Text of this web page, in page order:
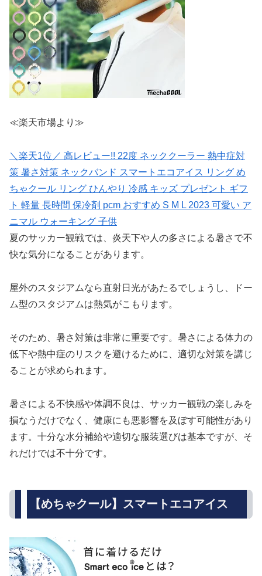
≪楽天市場より≫
＼楽天1位／ 高レビュー!! 22度 ネッククーラー 熱中症対
策 暑さ対策 ネックバンド スマートエコアイス リング め
ちゃクール リング ひんやり 冷感 キッズ プレゼント ギフ
ト 軽量 長時間 保冷剤 pcm おすすめ S M L 2023 可愛い ア
ニマル ウォーキング 子供
夏のサッカー観戦では、炎天下や人の多さによる暑さで不
快な気分になることがあります。
屋外のスタジアムなら直射日光があたるでしょうし、ドー
ム型のスタジアムは熱気がこもります。
そのため、暑さ対策は非常に重要です。暑さによる体力の
低下や熱中症のリスクを避けるために、適切な対策を講じ
ることが求められます。
暑さによる不快感や体調不良は、サッカー観戦の楽しみを
損なうだけでなく、健康にも悪影響を及ぼす可能性があり
ます。十分な水分補給や適切な服装選びは基本ですが、そ
れだけでは不十分です。
【めちゃクール】スマートエコアイス